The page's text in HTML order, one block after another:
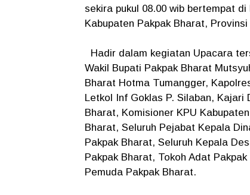
sekira pukul 08.00 wib bertempat
Kabupaten Pakpak Bharat,
Hadir dalam kegiatan Upacara
Wakil Bupati Pakpak Bharat
Bharat Hotma Tumangger,
Letkol Inf Goklas P. Silaban, Kajari
Bharat, Komisioner KPU
Bharat, Seluruh Pejabat Kepala
Pakpak Bharat, Seluruh Kepala
Pakpak Bharat, Tokoh Adat
Pemuda Pakpak Bharat.